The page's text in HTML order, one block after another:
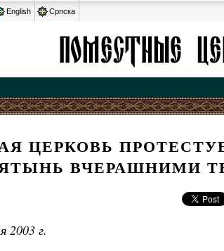
English Српска
ЦЕРКОВЬ
ВЧЕРАШНИМИ
2003 г.